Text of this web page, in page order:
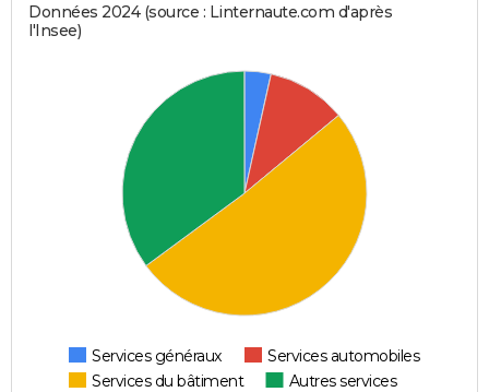
Données 2024 (source : Linternaute.com d'après
l'Insee)
Services généraux
Services automobiles
Services du bâtiment
Autres services